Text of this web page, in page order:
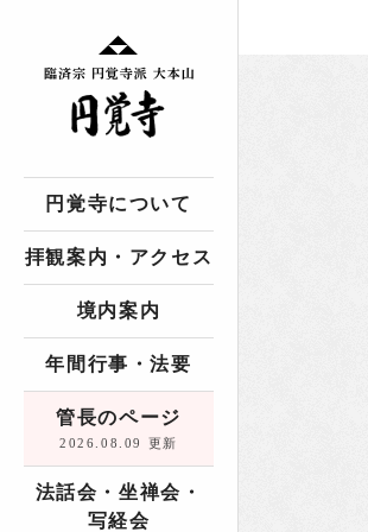
円覚寺について
拝観案内・アクセス
境内案内
年間行事・法要
管長のページ
2026.08.09 更新
法話会・坐禅会・
写経会